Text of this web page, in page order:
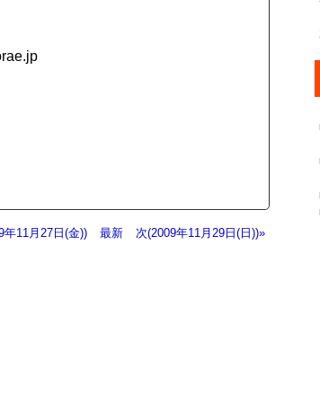
年11月27日(金)) 最新 次(2009年11月29日(日))»